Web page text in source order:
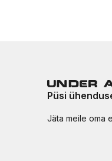
Püsi
Jäta meile oma